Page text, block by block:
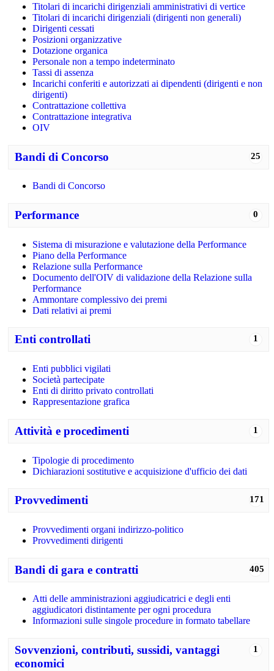
Titolari di incarichi dirigenziali amministrativi di vertice
Titolari di incarichi dirigenziali (dirigenti non generali)
Dirigenti cessati
Posizioni organizzative
Dotazione organica
Personale non a tempo indeterminato
Tassi di assenza
Incarichi conferiti e autorizzati ai dipendenti (dirigenti e non
dirigenti)
Contrattazione collettiva
Contrattazione integrativa
OIV
25
Bandi di Concorso
Bandi di Concorso
0
Performance
Sistema di misurazione e valutazione della Performance
Piano della Performance
Relazione sulla Performance
Documento dell'OIV di validazione della Relazione sulla
Performance
Ammontare complessivo dei premi
Dati relativi ai premi
1
Enti controllati
Enti pubblici vigilati
Società partecipate
Enti di diritto privato controllati
Rappresentazione grafica
1
Attività e procedimenti
Tipologie di procedimento
Dichiarazioni sostitutive e acquisizione d'ufficio dei dati
171
Provvedimenti
Provvedimenti organi indirizzo-politico
Provvedimenti dirigenti
405
Bandi di gara e contratti
Atti delle amministrazioni aggiudicatrici e degli enti
aggiudicatori distintamente per ogni procedura
Informazioni sulle singole procedure in formato tabellare
1
Sovvenzioni, contributi, sussidi, vantaggi
economici